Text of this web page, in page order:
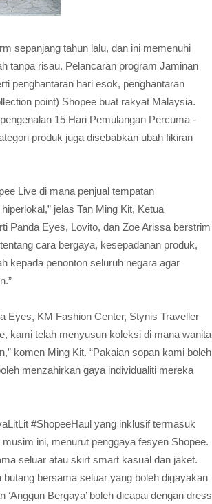
sepanjang tahun lalu, dan ini memenuhi
tanpa risau. Pelancaran program Jaminan
penghantaran hari esok, penghantaran
point) Shopee buat rakyat Malaysia.
15 Hari Pemulangan Percuma -
produk juga disebabkan ubah fikiran
Live di mana penjual tempatan
jelas Tan Ming Kit, Ketua
Panda Eyes, Lovito, dan Zoe Arissa berstrim
cara bergaya, kesepadanan produk,
kepada penonton seluruh negara agar
Eyes, KM Fashion Center, Stynis Traveller
kami telah menyusun koleksi di mana wanita
komen Ming Kit. “Pakaian sopan kami boleh
menzahirkan gaya individualiti mereka
#ShopeeHaul yang inklusif termasuk
ini, menurut penggaya fesyen Shopee.
seluar atau skirt smart kasual dan jaket.
bersama seluar yang boleh digayakan
Bergaya’ boleh dicapai dengan dress